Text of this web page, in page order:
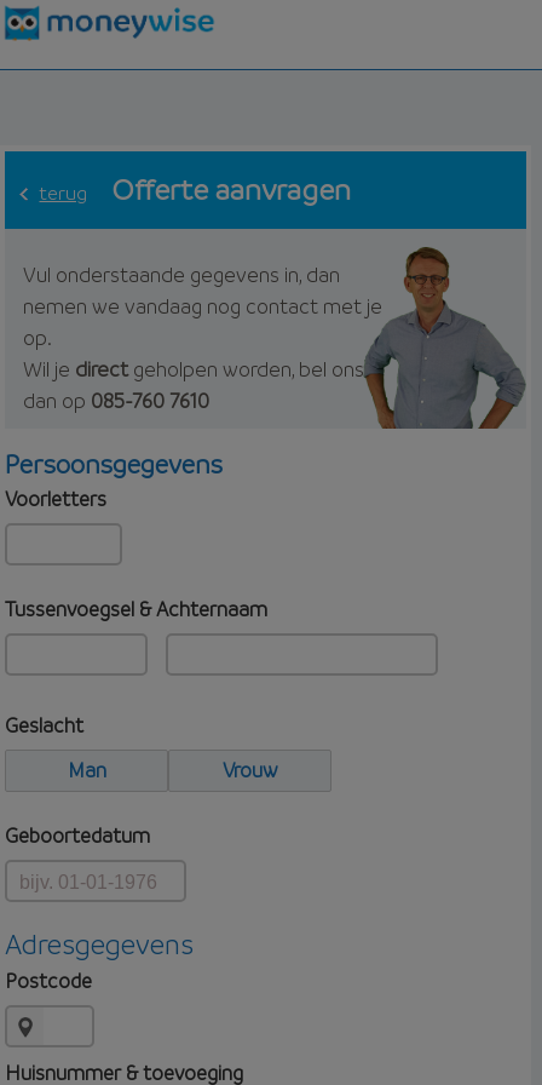
terug Offerte aanvragen
Vul onderstaande gegevens in, dan
nemen we vandaag nog contact met je
op.
Wil je directgeholpen worden, bel ons
dan op 085-760 7610
Persoonsgegevens
Voorletters
Tussenvoegsel & Achternaam
Geslacht
Man
Vrouw
Geboortedatum
Adresgegevens
Postcode
Huisnummer & toevoeging